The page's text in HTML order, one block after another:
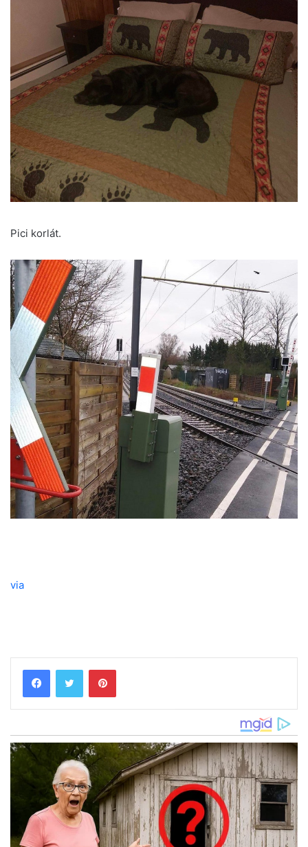
Pici korlát.
via
Pinterest